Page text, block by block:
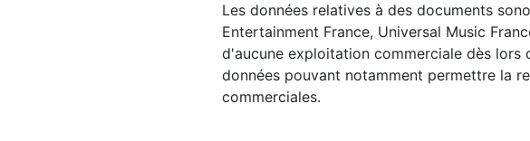
Les données relatives à des documents
Entertainment France, Universal Music
d'aucune exploitation commerciale dès
données pouvant notamment permettre la
commerciales.